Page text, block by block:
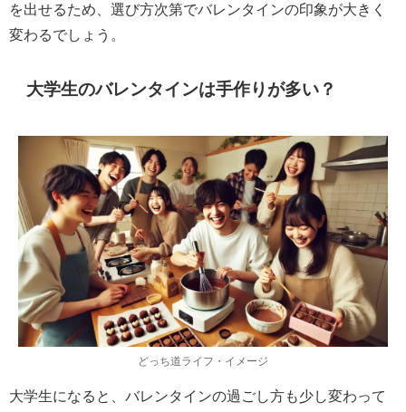
を出せるため、選び方次第でバレンタインの印象が大きく
変わるでしょう。
大学生のバレンタインは手作りが多い？
どっち道ライフ・イメージ
大学生になると、バレンタインの過ごし方も少し変わって